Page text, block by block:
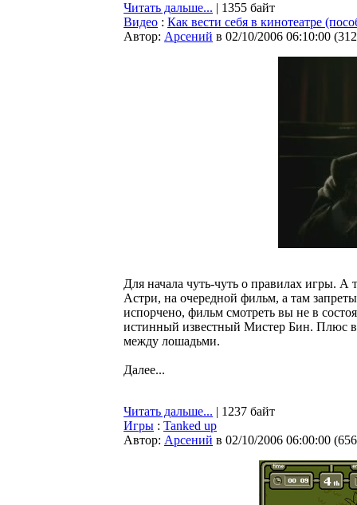
Читать дальше... | 1355 байт
Видео : Как вести себя в кинотеатре
Автор: Арсений в 02/10/2006 06:10:00 (
Для начала чуть-чуть о правилах игры. А
Астри, на очередной фильм, а там
испорчено, фильм смотреть вы не в
истинный известный Мистер Бин. Плюс
между лошадьми.
Далее...
Читать дальше... | 1237 байт
Игры : Tanked up
Автор: Арсений в 02/10/2006 06:00:00 (